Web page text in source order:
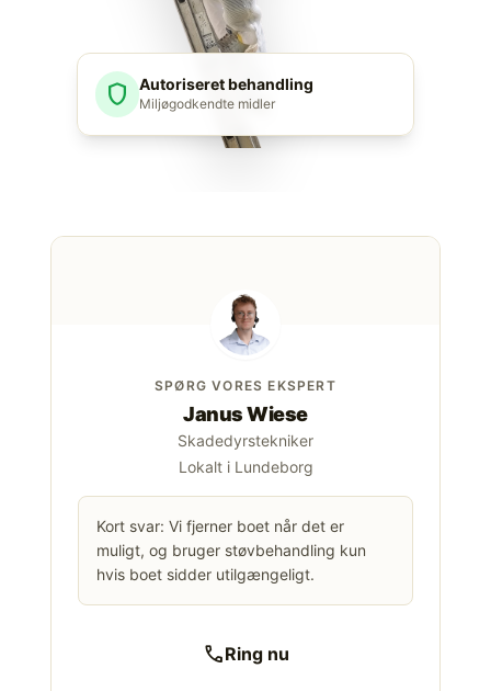
shield Autoriseret behandling
Miljøgodkendte midler
SPØRG VORES EKSPERT
Janus Wiese
Skadedyrstekniker
Lokalt i Lundeborg
Kort svar: Vi fjerner boet når det er
muligt, og bruger støvbehandling kun
hvis boet sidder utilgængeligt.
callRing nu